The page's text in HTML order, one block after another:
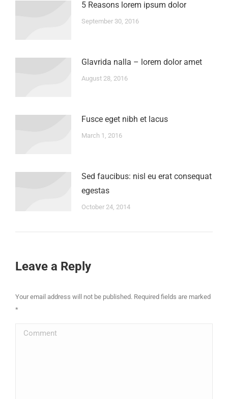
5 Reasons lorem ipsum dolor
September 30, 2016
Glavrida nalla – lorem dolor amet
August 28, 2016
Fusce eget nibh et lacus
March 1, 2016
Sed faucibus: nisl eu erat consequat
egestas
October 24, 2014
Leave a Reply
Your email address will not be published. Required fields are marked
*
Comment